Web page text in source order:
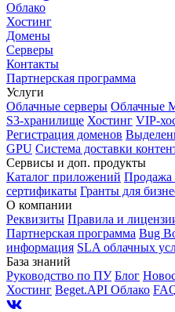
Облако
Хостинг
Домены
Серверы
Контакты
Партнерская программа
Услуги
Облачные серверы Облачные
S3-хранилище Хостинг VIP-
Регистрация доменов
GPU Система доставки
Cервисы и доп. продукты
Каталог приложений Продажа
сертификаты Гранты для
О компании
Реквизиты Правила и
Партнерская программа Bug
информация SLA облачных
База знаний
Руководство по ПУ Блог
Хостинг Beget.API Облако